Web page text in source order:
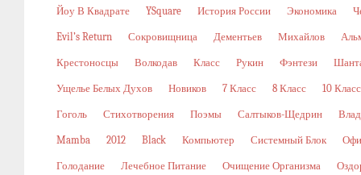
Йоу В Квадрате YSquare История России Экономика
Evil’s Return Сокровищница Дементьев Михайлов
Крестоносцы Волкодав Класс Рукин Фэнтези
Ущелье Белых Духов Новиков 7 Класс 8 Класс 10 Класс
Гоголь Стихотворения Поэмы Салтыков-Щедрин
Mamba 2012 Black Компьютер Системный Блок
Голодание Лечебное Питание Очищение Организма